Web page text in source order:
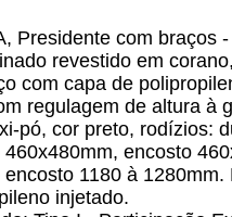
Presidente com braços
revestido em
com capa de
regulagem de altura à
pó, cor preto, rodízios:
encosto
1180 à
injetado.